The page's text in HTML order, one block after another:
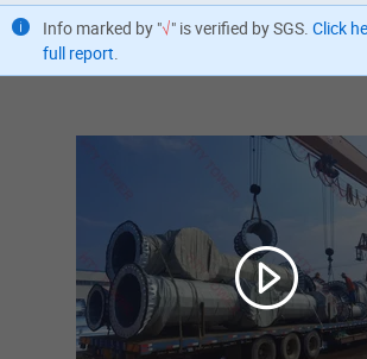
Info marked by "√" is verified by SGS. Click
full report.